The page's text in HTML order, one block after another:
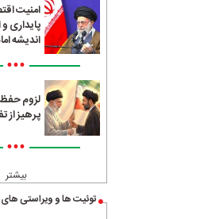
امنیت
پایداری و
اندیشه
•••
لزوم
پرهیز از
•••
بیشتر
توئیت ها و ویراستی های